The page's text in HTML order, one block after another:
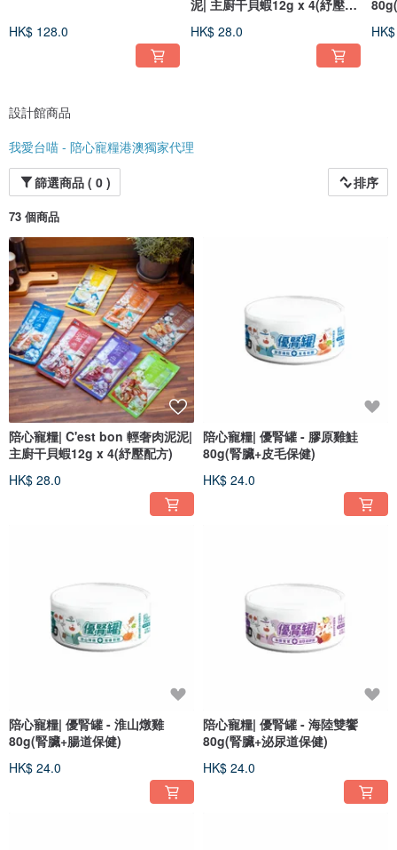
HK$ 128.0
泥| 主廚干貝蝦12g x 4(紓壓配
HK$ 28.0
設計館商品
我愛台喵 - 陪心寵糧港澳獨家代理
篩選商品 ( 0 )
排序
73 個商品
陪心寵糧| C'est bon 輕奢肉泥泥|
主廚干貝蝦12g x 4(紓壓配方)
HK$ 28.0
陪心寵糧| 優腎罐 - 膠原雞鮭
80g(腎臟+皮毛保健)
HK$ 24.0
陪心寵糧| 優腎罐 - 淮山燉雞
80g(腎臟+腸道保健)
HK$ 24.0
陪心寵糧| 優腎罐 - 海陸雙饗
80g(腎臟+泌尿道保健)
HK$ 24.0